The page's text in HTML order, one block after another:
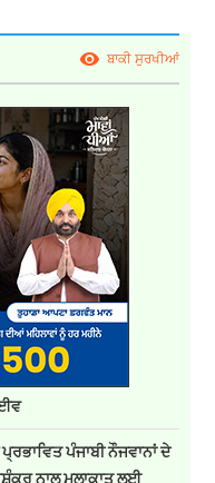
ਬਾਕੀ ਸੁਰਖੀਆਂ
ਪੰਜਾਬੀ ਨੌਜਵਾਨਾਂ ਦੇ
ਨਾਲ ਮੁਲਾਕਾਤ ਲਈ